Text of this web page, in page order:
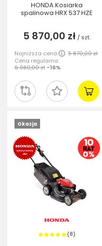
HONDA Kosiarka
spalinowa HRX 537 HZE
5 870,00 zł / szt.
Najniższa cena:
5 870,00 zł
Cena regularna:
6 980,00 zł -16%
Okazja
(8)